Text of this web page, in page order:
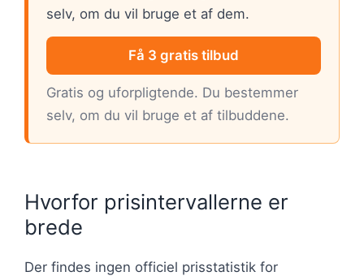
selv, om du vil bruge et af dem.
Få 3 gratis tilbud
Gratis og uforpligtende. Du bestemmer
selv, om du vil bruge et af tilbuddene.
Hvorfor prisintervallerne er
brede
Der findes ingen officiel prisstatistik for